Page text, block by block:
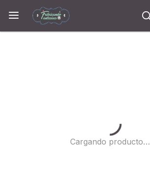
Cargando...
Cargando producto…